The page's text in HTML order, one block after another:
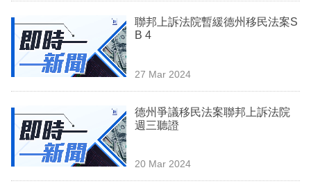
理
業
科
技
聯邦上訴法院暫緩德州移民法案S
B 4
27 Mar 2024
德州爭議移民法案聯邦上訴法院
週三聽證
20 Mar 2024